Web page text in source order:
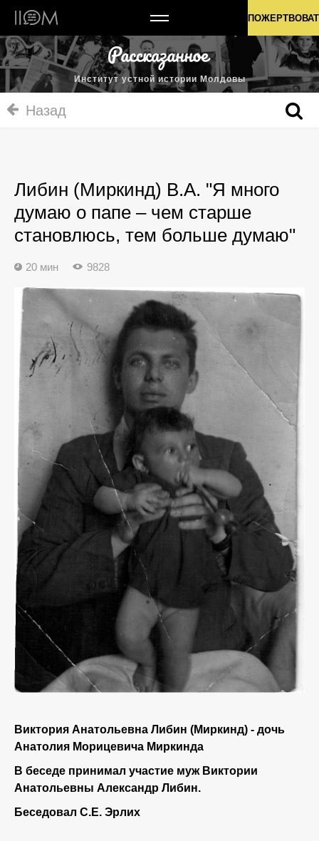
Институт устной истории Молдовы
Институт устной истории Молдовы
Назад
Либин (Миркинд) В.А. "Я много
думаю о папе – чем старше
становлюсь, тем больше думаю"
20 мин 9828
Виктория Анатольевна Либин (Миркинд) - дочь
Анатолия Морицевича Миркинда
В беседе принимал участие муж Виктории
Анатольевны Александр Либин.
Беседовал С.Е. Эрлих